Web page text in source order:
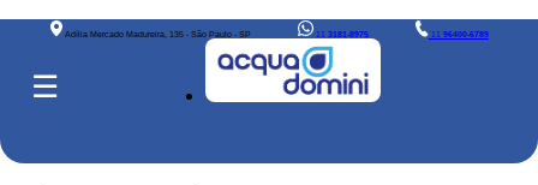
Adília Mercado Madureira, 135 - São Paulo - SP 113181-8975 11 96400-6789
☰